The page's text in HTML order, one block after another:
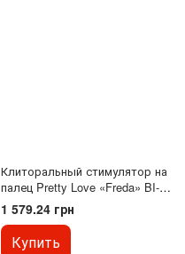
Клиторальный стимулятор на
палец Pretty Love «Freda» BI-
014596
1 579.24 грн
Купить